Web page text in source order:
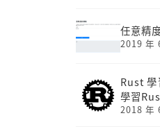
任意精
2019 年
Rust
學習
2018 年